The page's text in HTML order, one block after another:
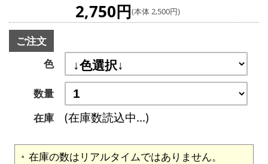
2,750円(本体 2,500円)
ご注文
色
数量
在庫
(在庫数読込中...)
在庫の数はリアルタイムではありません。